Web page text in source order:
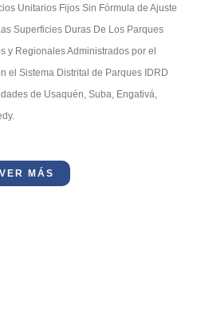
Unitarios Fijos Sin Fórmula de Ajuste
Superficies Duras De Los Parques
y Regionales Administrados por el
el Sistema Distrital de Parques IDRD
de Usaquén, Suba, Engativá,
VER MÁS